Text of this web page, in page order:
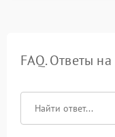
FAQ. Ответы